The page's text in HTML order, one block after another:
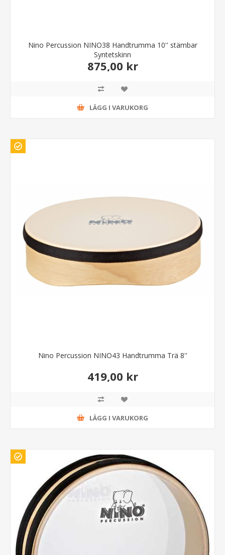
Nino Percussion NINO38 Handtrumma 10'' stämbar
Syntetskinn
875,00 kr
LÄGG I VARUKORG
Nino Percussion NINO43 Handtrumma Trä 8''
419,00 kr
LÄGG I VARUKORG